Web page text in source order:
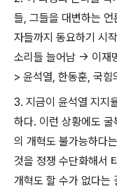
들, 그들을 대변하는
자들까지 동요하기 시작
소리들 늘어남 -> 이재
> 윤석열, 한동훈, 국힘
3. 지금이 윤석열 지지
하다. 이런 상황에도
의 개혁도 불가능하다
것을 정쟁 수단화해서
개혁도 할 수가 없다는